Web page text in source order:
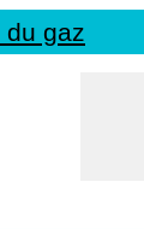
du gaz